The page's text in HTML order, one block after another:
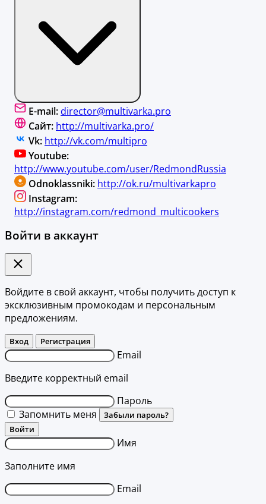
E-mail:director@multivarka.pro
Сайт: http://multivarka.pro/
Vk: http://vk.com/multipro
Youtube:
http://www.youtube.com/user/RedmondRussia
Odnoklassniki: http://ok.ru/multivarkapro
Instagram:
http://instagram.com/redmond_multicookers
Войти в аккаунт
Войдите в свой аккаунт, чтобы получить доступ к
эксклюзивным промокодам и персональным
предложениям.
Вход Регистрация
Email
Введите корректный email
Пароль
Запомнить меня
Забыли пароль?
Войти
Имя
Заполните имя
Email